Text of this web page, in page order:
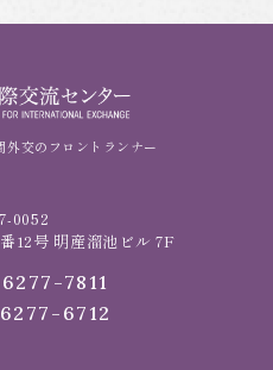
交のフロントランナー
0052
12号 明産溜池ビル 7F
7811
6712